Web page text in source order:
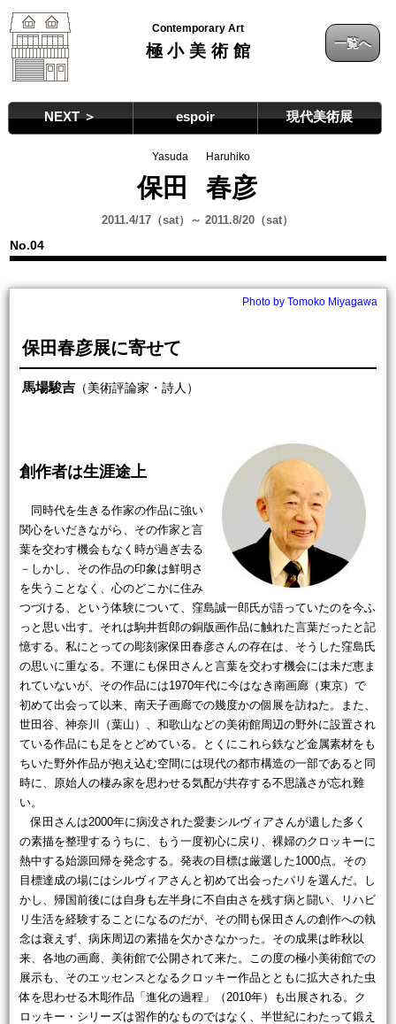
Contemporary Art
極小美術館
NEXT ＞ espoir 現代美術展
一覧へ
Yasuda Haruhiko
保田 春彦
2011.4/17（sat）～ 2011.8/20（sat）
No.04
Photo by Tomoko Miyagawa
保田春彦展に寄せて
馬場駿吉（美術評論家・詩人）
創作者は生涯途上
同時代を生きる作家の作品に強い
関心をいだきながら、その作家と言
葉を交わす機会もなく時が過ぎ去る
－しかし、その作品の印象は鮮明さ
を失うことなく、心のどこかに住み
つづける、という体験について、窪島誠一郎氏が語っていたのを今ふ
っと思い出す。それは駒井哲郎の銅版画作品に触れた言葉だったと記
憶する。私にとっての彫刻家保田春彦さんの存在は、そうした窪島氏
の思いに重なる。不運にも保田さんと言葉を交わす機会には未だ恵ま
れていないが、その作品には1970年代に今はなき南画廊（東京）で
初めて出会って以来、南天子画廊での幾度かの個展を訪ねた。また、
世田谷、神奈川（葉山）、和歌山などの美術館周辺の野外に設置され
ている作品にも足をとどめている。とくにこれら鉄など金属素材をも
ちいた野外作品が抱え込む空間には現代の都市構造の一部であると同
時に、原始人の棲み家を思わせる気配が共存する不思議さが忘れ難
い。
保田さんは2000年に病没された愛妻シルヴィアさんが遺した多く
の素描を整理するうちに、もう一度初心に戻り、裸婦のクロッキーに
熱中する始源回帰を発念する。発表の目標は厳選した1000点。その
目標達成の場にはシルヴィアさんと初めて出会ったパリを選んだ。し
かし、帰国前後には自身も左半身に不自由さを残す病と闘い、リハビ
リ生活を経験することになるのだが、その間も保田さんの創作への執
念は衰えず、病床周辺の素描を欠かさなかった。その成果は昨秋以
来、各地の画廊、美術館で公開されて来た。この度の極小美術館での
展示も、そのエッセンスとなるクロッキー作品とともに拡大された虫
体を思わせる木彫作品「進化の過程」（2010年）も出展される。ク
ロッキー・シリーズは習作的なものではなく、半世紀にわたって鍛え